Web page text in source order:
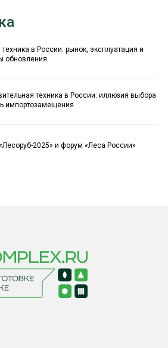
в России: рынок, эксплуатация и
обновления
техника в России: иллюзия выбора
импортозамещения
2025» и форум «Леса России»